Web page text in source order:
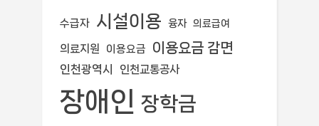
수급자 시설이용 융자 의료급여
의료지원 이용요금 이용요금 감면
인천광역시 인천교통공사
장애인 장학금